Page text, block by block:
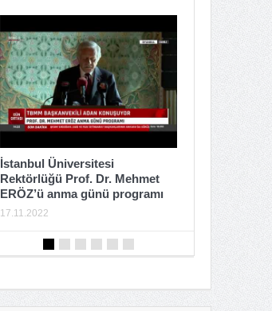
İstanbul Üniversitesi
Rektörlüğü Prof. Dr. Mehmet
ERÖZ’ü anma günü programı
17.11.2022
İstiklal
Saldırısı
Açıklaması
16.11.2022